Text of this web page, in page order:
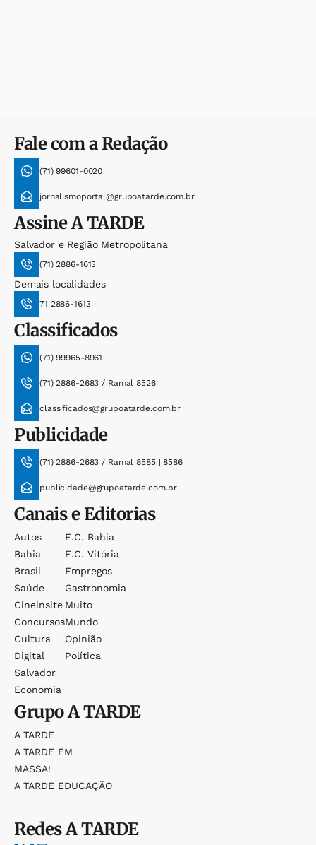
Fale com a Redação
(71) 99601-0020
jornalismoportal@grupoatarde.com.br
AssineA TARDE
Salvador e Região Metropolitana
(71) 2886-1613
Demais localidades
71 2886-1613
Classificados
(71) 99965-8961
(71) 2886-2683 / Ramal 8526
classificados@grupoatarde.com.br
Publicidade
(71) 2886-2683 / Ramal 8585 | 8586
publicidade@grupoatarde.com.br
Canais e Editorias
Autos
Bahia
Brasil
Saúde
Cineinsite
Concursos
Cultura
Digital
Salvador
Economia
E.c. Bahia
E.c. Vitória
Empregos
Gastronomia
Muito
Mundo
Opinião
Política
GrupoA TARDE
A TARDE
A TARDE FM
MASSA!
A TARDE EDUCAÇÃO
RedesA TARDE